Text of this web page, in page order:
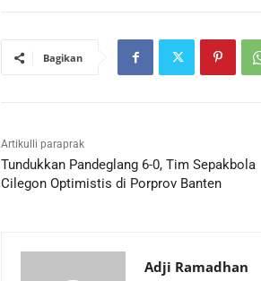
Bagikan
Artikulli paraprak
Tundukkan Pandeglang 6-0, Tim Sepakbola
Cilegon Optimistis di Porprov Banten
Adji Ramadhan